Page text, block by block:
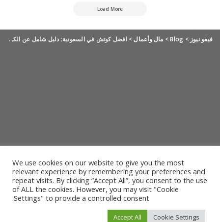
Load More
فيفو نيوز >
Blog
> مال وأعمال >افضل كوتش في السعودية: دليل شامل عن الكوتشينج وتطوير الذات
We use cookies on our website to give you the most
relevant experience by remembering your preferences and
repeat visits. By clicking “Accept All”, you consent to the use
of ALL the cookies. However, you may visit "Cookie
Settings" to provide a controlled consent.
Cookie Settings
Accept All